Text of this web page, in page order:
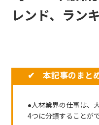
レンド、ラン
✔ 本記事のまと
●人材業界の仕事は、
4つに分類することが